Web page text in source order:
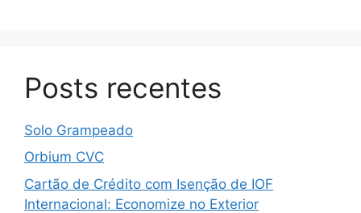
Posts recentes
Solo Grampeado
Orbium CVC
Cartão de Crédito com Isenção de IOF
Internacional: Economize no Exterior